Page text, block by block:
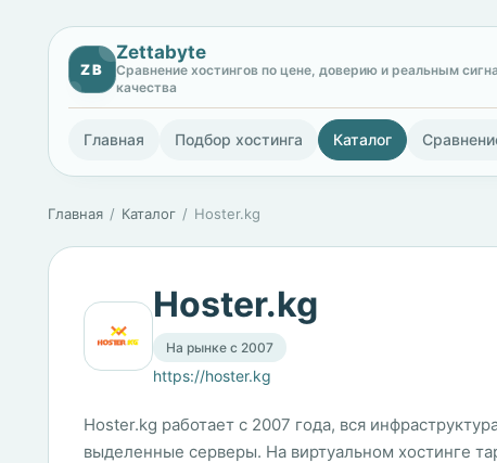
ZB
Zettabyte
Сравнение хостингов по цене, доверию и реальным
качества
Главная Подбор хостинга Каталог
Главная Каталог Hoster.kg
Hoster.kg
На рынке с 2007
https://hoster.kg
Hoster.kg работает с 2007 года, вся
выделенные серверы. На виртуальном хостинге